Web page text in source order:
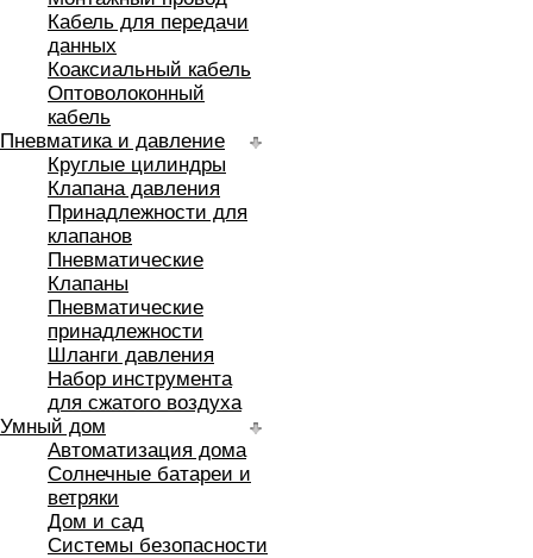
Кабель для передачи
данных
Коаксиальный кабель
Оптоволоконный
кабель
Пневматика и давление
Круглые цилиндры
Клапана давления
Принадлежности для
клапанов
Пневматические
Клапаны
Пневматические
принадлежности
Шланги давления
Набор инструмента
для сжатого воздуха
Умный дом
Автоматизация дома
Солнечные батареи и
ветряки
Дом и сад
Системы безопасности